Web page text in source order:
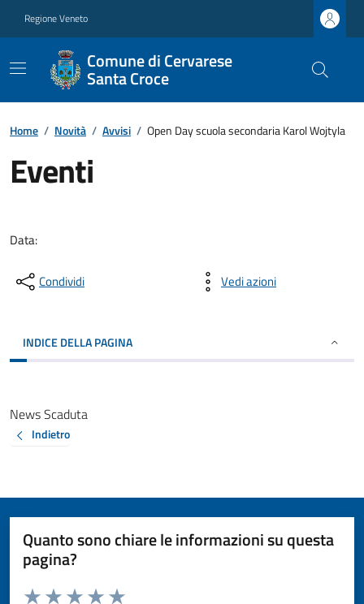
Regione Veneto
Comune di Cervarese
Santa Croce
Home / Novità / Avvisi / Open Day scuola secondaria Karol Wojtyla
Eventi
Data:
Condividi Vedi azioni
INDICE DELLA PAGINA
News Scaduta
Indietro
Quanto sono chiare le informazioni su questa
pagina?
Valuta da 1 a 5 stelle la pagina